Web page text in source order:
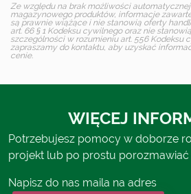
Ze względu na brak możliwości
magazynowego produktów, informacje
są prawnie wiążące i nie stanowią oferty
art. 66 § 1 Kodeksu cywilnego oraz nie
szczególności w rozumieniu art. 556 Kodeksu
zapraszamy do kontaktu, aby uzyskać
cenie.
WIĘCEJ
Potrzebujesz pomocy w doborze
projekt lub po prostu porozmawiać
Napisz do nas maila na adres